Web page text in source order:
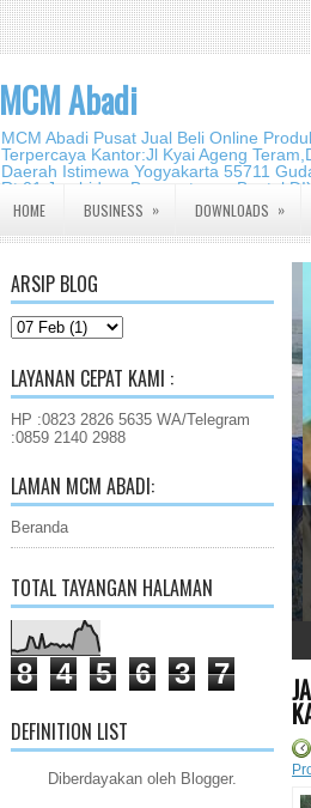
MCM Abadi
MCM Abadi Pusat Jual Beli Online
Terpercaya Kantor:Jl Kyai Ageng
Daerah Istimewa Yogyakarta 55711
Rt.01,Jambidan,
2140 2988
HOME BUSINESS » DOWNLOADS »
ARSIP BLOG
LAYANAN CEPAT KAMI :
HP :0823 2826 5635 WA/Telegram
:0859 2140 2988
LAMAN MCM ABADI:
Beranda
TOTAL TAYANGAN HALAMAN
8 4 5 6 3 7
DEFINITION LIST
Diberdayakan oleh Blogger.